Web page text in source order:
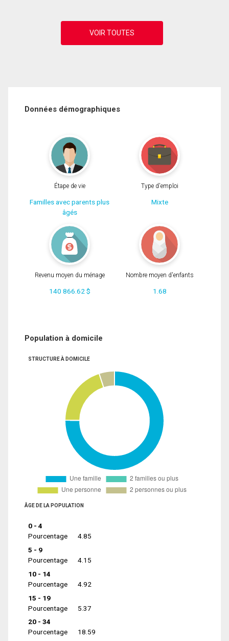
Données démographiques
Étape de vie
Familles avec parents plus
âgés
Type d'emploi
Mixte
Revenu moyen du ménage
140 866.62 $
Nombre moyen d'enfants
1.68
Population à domicile
STRUCTURE À DOMICILE
ÂGE DE LA POPULATION
0 - 4
Pourcentage
4.85
5 - 9
Pourcentage
4.15
10 - 14
Pourcentage
4.92
15 - 19
Pourcentage
5.37
20 - 34
Pourcentage
18.59